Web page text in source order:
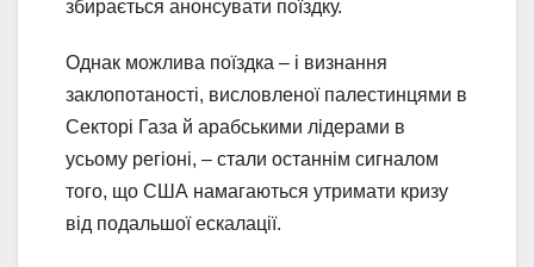
збирається анонсувати поїздку.
Однак можлива поїздка – і визнання
заклопотаності, висловленої палестинцями в
Секторі Газа й арабськими лідерами в
усьому регіоні, – стали останнім сигналом
того, що США намагаються утримати кризу
від подальшої ескалації.